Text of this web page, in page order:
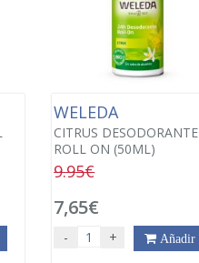
WELEDA
CITRUS DESODORANTE
ROLL ON (50ML)
9.95€
7,65€
- + Añadir